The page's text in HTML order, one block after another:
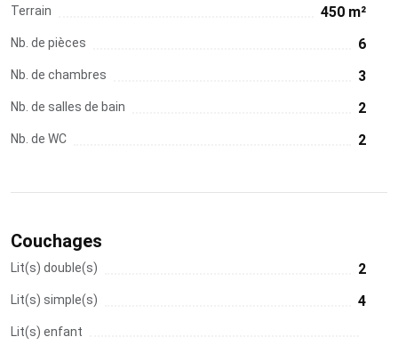
Terrain 450 m²
Nb. de pièces 6
Nb. de chambres 3
Nb. de salles de bain 2
Nb. de WC 2
Couchages
Lit(s) double(s) 2
Lit(s) simple(s) 4
Lit(s) enfant